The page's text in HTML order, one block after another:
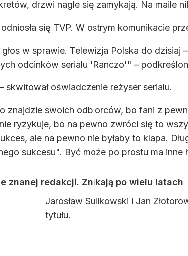
drzwi nagle się zamykają. Na maile
się TVP. W ostrym komunikacie
w sprawie. Telewizja Polska do dzisiaj
odcinków serialu 'Ranczo'" –
skwitował oświadczenie reżyser serialu.
znajdzie swoich odbiorców, bo fani z
ryzykuje, bo na pewno zwróci się to
ale na pewno nie byłaby to klapa.
sukcesu". Być może po prostu ma
znanej redakcji. Znikają po wielu latach
Jarosław Sulikowski i Jan
tytułu.